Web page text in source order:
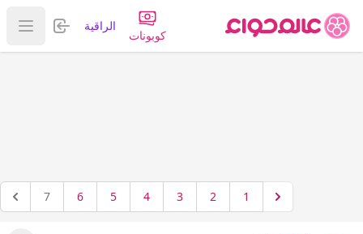
كوبونات
الراقية تسجيل
عرض
1
2
3
4
5
6
7